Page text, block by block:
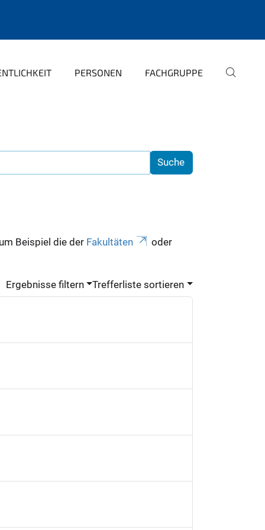
PERSONEN FACHGRUPPE
Beispiel die der Fakultäten oder
Ergebnisse filtern Trefferliste sortieren